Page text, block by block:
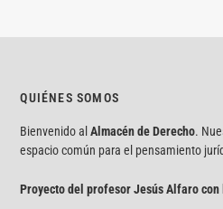
QUIÉNES SOMOS
Bienvenido alAlmacén de Derecho.
espacio común para el pensamiento
Proyecto del profesor Jesús Alfaro